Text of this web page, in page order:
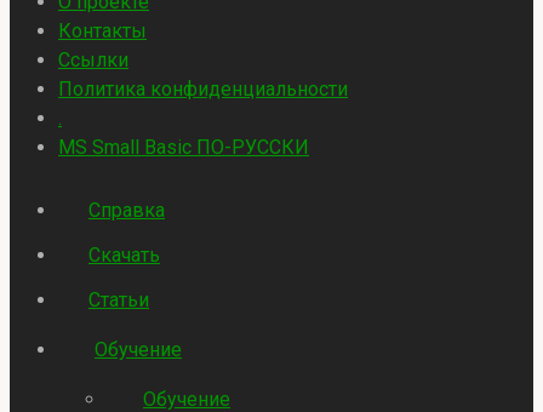
Контакты
Ссылки
Политика конфиденциальности
MS Small Basic ПО-РУССКИ
Справка
Скачать
Статьи
Обучение
Обучение